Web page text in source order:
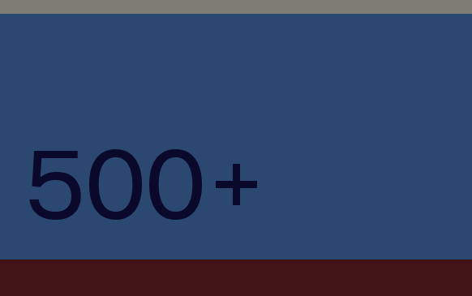
500+